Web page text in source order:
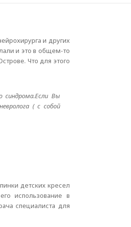
и других
и это в общем-то
Что для этого
синдрома.Если Вы
( с собой
детских кресел
использование в
специалиста для